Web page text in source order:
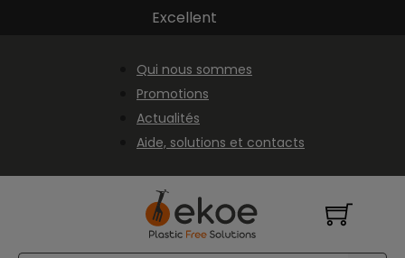
Passer au contenu principal
Passer au pied de page
Excellent
Qui nous sommes
Promotions
Actualités
Aide, solutions et contacts